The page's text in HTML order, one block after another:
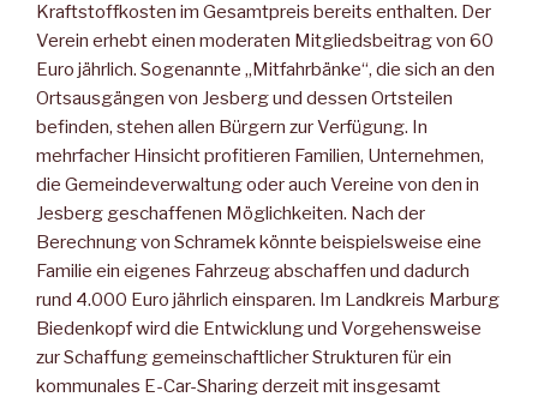
Kraftstoffkosten im Gesamtpreis bereits enthalten. Der
Verein erhebt einen moderaten Mitgliedsbeitrag von 60
Euro jährlich. Sogenannte „Mitfahrbänke“, die sich an den
Ortsausgängen von Jesberg und dessen Ortsteilen
befinden, stehen allen Bürgern zur Verfügung. In
mehrfacher Hinsicht profitieren Familien, Unternehmen,
die Gemeindeverwaltung oder auch Vereine von den in
Jesberg geschaffenen Möglichkeiten. Nach der
Berechnung von Schramek könnte beispielsweise eine
Familie ein eigenes Fahrzeug abschaffen und dadurch
rund 4.000 Euro jährlich einsparen. Im Landkreis Marburg
Biedenkopf wird die Entwicklung und Vorgehensweise
zur Schaffung gemeinschaftlicher Strukturen für ein
kommunales E-Car-Sharing derzeit mit insgesamt